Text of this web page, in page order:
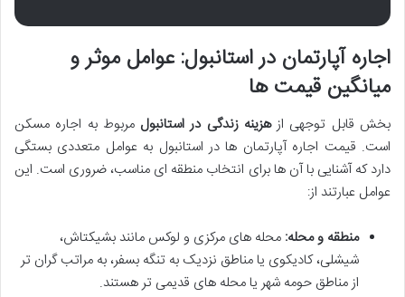
اجاره آپارتمان در استانبول: عوامل موثر و
میانگین قیمت ها
بخش قابل توجهی ازهزینه زندگی در استانبول مربوط به اجاره مسکن
است. قیمت اجاره آپارتمان ها در استانبول به عوامل متعددی بستگی
دارد که آشنایی با آن ها برای انتخاب منطقه ای مناسب، ضروری است. این
عوامل عبارتند از:
منطقه و محله: محله های مرکزی و لوکس مانند بشیکتاش،
شیشلی، کادیکوی یا مناطق نزدیک به تنگه بسفر، به مراتب گران تر
از مناطق حومه شهر یا محله های قدیمی تر هستند.